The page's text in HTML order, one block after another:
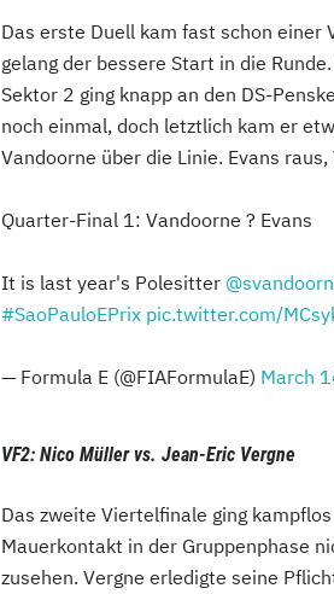
Das erste Duell kam fast schon einer
gelang der bessere Start in die
Sektor 2 ging knapp an den DS-
noch einmal, doch letztlich kam er
Vandoorne über die Linie. Evans
Quarter-Final 1: Vandoorne ? Evans
It is last year's Polesitter
#SaoPauloEPrix pic.twitter.com/
— Formula E (@FIAFormulaE) March
VF2: Nico Müller vs. Jean-Eric Vergne
Das zweite Viertelfinale ging
Mauerkontakt in der Gruppenphase
zusehen. Vergne erledigte seine